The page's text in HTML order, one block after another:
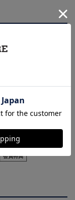
2026/27オーセンティッ
クユニフォーム（フィー
19,800円
会員特典